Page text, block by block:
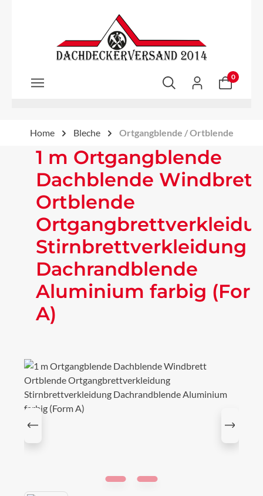
Zum Hauptinhalt springen
0
Home Bleche Ortgangblende / Ortblende
1 m Ortgangblende
Dachblende Windbrett
Ortblende
Stirnbrettverkleidung
Dachrandblende
Aluminium farbig
A)
Bildergalerie überspringen